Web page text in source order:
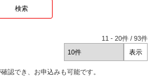
11 -20件 /93件
認でき、お申込みも可能です。